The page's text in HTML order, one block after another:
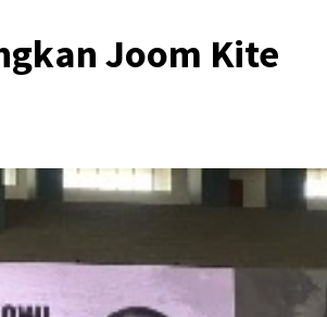
Joom Kite